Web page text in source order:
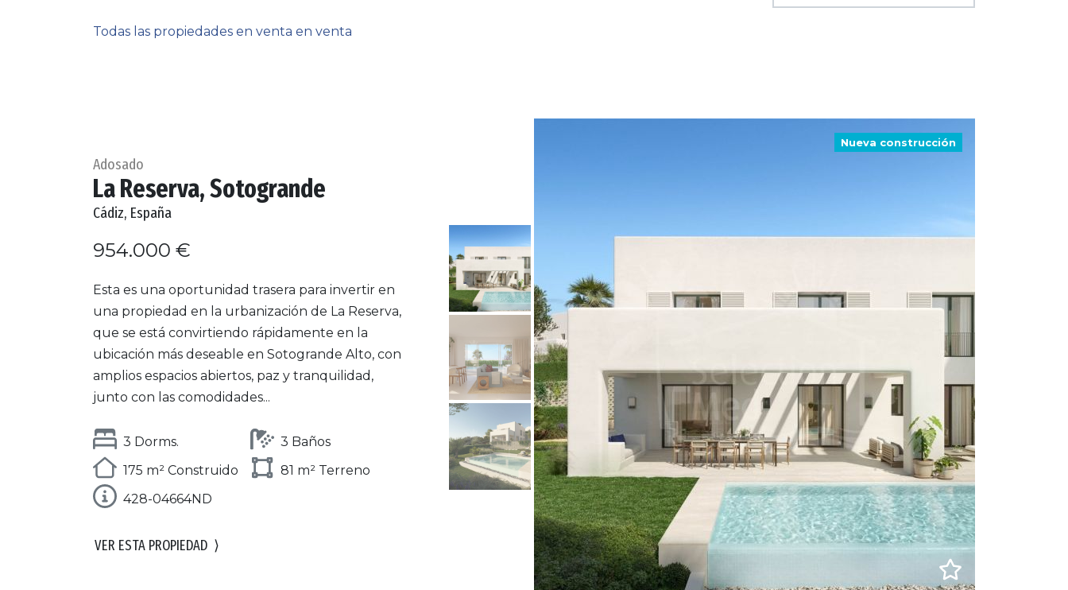
Todas las propiedades en venta en venta
Nueva construcción
Adosado
La Reserva, Sotogrande
Cádiz, España
954.000 €
Esta es una oportunidad trasera para invertir en
una propiedad en la urbanización de La Reserva,
que se está convirtiendo rápidamente en la
ubicación más deseable en Sotogrande Alto, con
amplios espacios abiertos, paz y tranquilidad,
junto con las comodidades...
3 Dorms.
3 Baños
175 m² Construido
81 m² Terreno
428-04664ND
VER ESTA PROPIEDAD ⟩